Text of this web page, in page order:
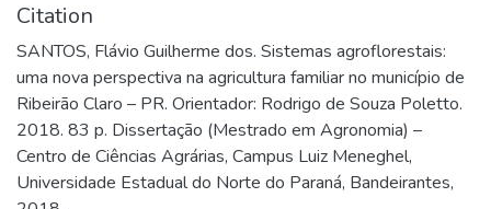
Citation
SANTOS, Flávio Guilherme dos. Sistemas agroflorestais:
uma nova perspectiva na agricultura familiar no município de
Ribeirão Claro – PR. Orientador: Rodrigo de Souza Poletto.
2018. 83 p. Dissertação (Mestrado em Agronomia) –
Centro de Ciências Agrárias, Campus Luiz Meneghel,
Universidade Estadual do Norte do Paraná, Bandeirantes,